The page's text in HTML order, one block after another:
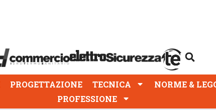
PROGETTAZIONE TECNICA NORME &
PROFESSIONE